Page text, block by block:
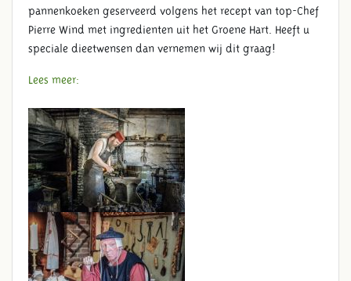
pannenkoeken geserveerd volgens het recept van top-Chef
Pierre Wind met ingredienten uit het Groene Hart. Heeft u
speciale dieetwensen dan vernemen wij dit graag!
Lees meer: